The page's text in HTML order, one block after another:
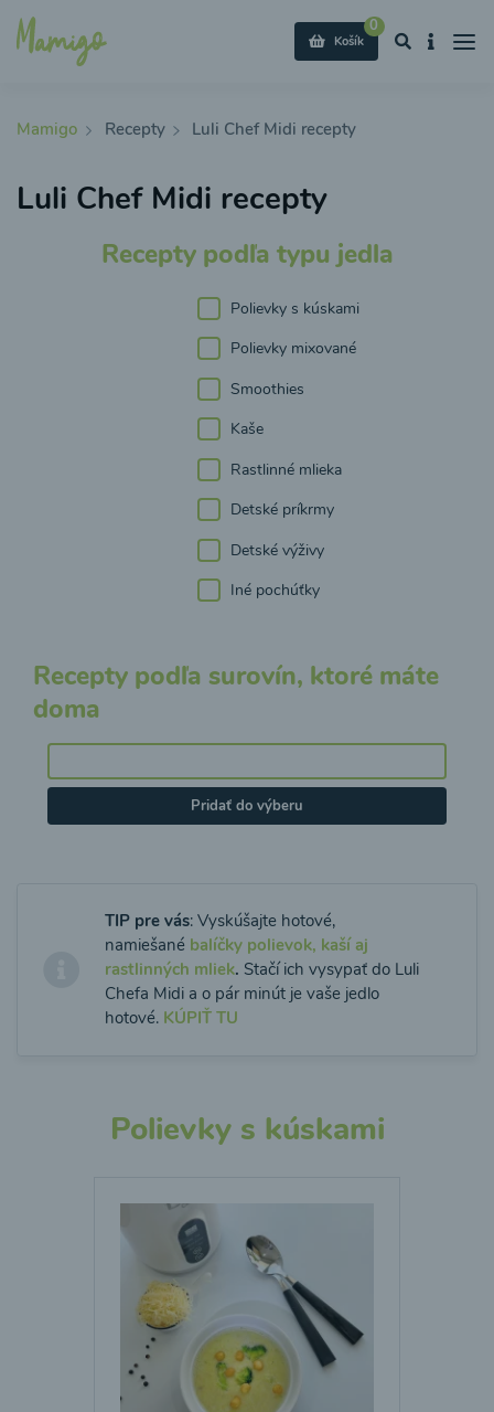
0
Košík
Mamigo Recepty Luli Chef Midi recepty
Luli Chef Midi recepty
Recepty podľa typu jedla
Polievky s kúskami
Polievky mixované
Smoothies
Kaše
Rastlinné mlieka
Detské príkrmy
Detské výživy
Iné pochúťky
Recepty podľa surovín, ktoré máte
doma
Pridať do výberu
TIP pre vás: Vyskúšajte hotové,
namiešané balíčky polievok, kaší aj
rastlinných mliek. Stačí ich vysypať do Luli
Chefa Midi a o pár minút je vaše jedlo
hotové. KÚPIŤ TU
Polievky s kúskami